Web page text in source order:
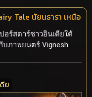
Tale นัยนธารา เหนือ
อร์สตาร์ชาวอินเดียใต้
บภาพยนตร์ Vignesh
ย